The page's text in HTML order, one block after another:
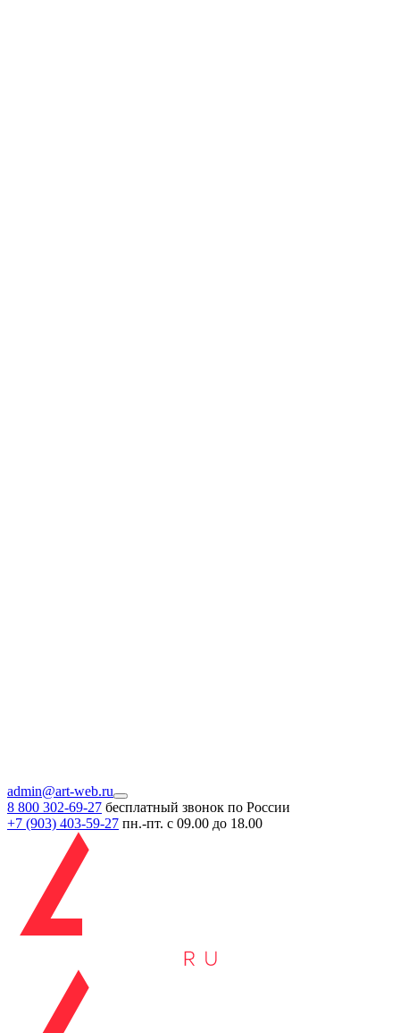
admin@art-web.ru
8 800 302-69-27 бесплатный звонок по России
+7 (903) 403-59-27 пн.-пт. с 09.00 до 18.00